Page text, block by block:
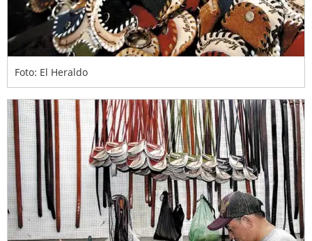
Foto: El Heraldo